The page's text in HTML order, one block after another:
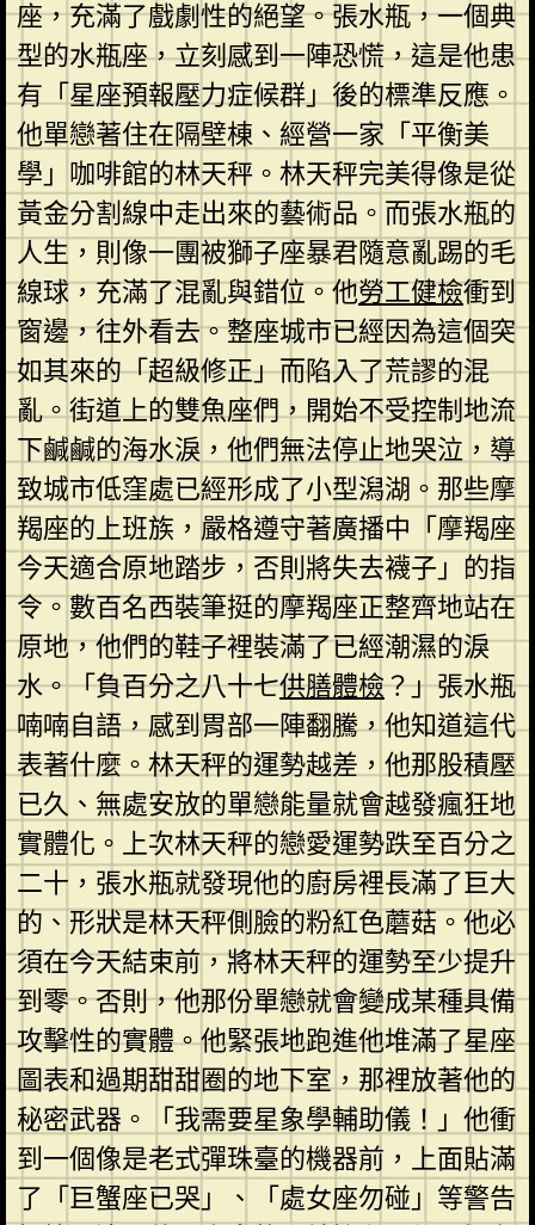
座，充滿了戲劇性的絕望。張水瓶，一個典
型的水瓶座，立刻感到一陣恐慌，這是他患
有「星座預報壓力症候群」後的標準反應。
他單戀著住在隔壁棟、經營一家「平衡美
學」咖啡館的林天秤。林天秤完美得像是從
黃金分割線中走出來的藝術品。而張水瓶的
人生，則像一團被獅子座暴君隨意亂踢的毛
線球，充滿了混亂與錯位。他勞工健檢衝到
窗邊，往外看去。整座城市已經因為這個突
如其來的「超級修正」而陷入了荒謬的混
亂。街道上的雙魚座們，開始不受控制地流
下鹹鹹的海水淚，他們無法停止地哭泣，導
致城市低窪處已經形成了小型潟湖。那些摩
羯座的上班族，嚴格遵守著廣播中「摩羯座
今天適合原地踏步，否則將失去襪子」的指
令。數百名西裝筆挺的摩羯座正整齊地站在
原地，他們的鞋子裡裝滿了已經潮濕的淚
水。「負百分之八十七供膳體檢？」張水瓶
喃喃自語，感到胃部一陣翻騰，他知道這代
表著什麼。林天秤的運勢越差，他那股積壓
已久、無處安放的單戀能量就會越發瘋狂地
實體化。上次林天秤的戀愛運勢跌至百分之
二十，張水瓶就發現他的廚房裡長滿了巨大
的、形狀是林天秤側臉的粉紅色蘑菇。他必
須在今天結束前，將林天秤的運勢至少提升
到零。否則，他那份單戀就會變成某種具備
攻擊性的實體。他緊張地跑進他堆滿了星座
圖表和過期甜甜圈的地下室，那裡放著他的
秘密武器。「我需要星象學輔助儀！」他衝
到一個像是老式彈珠臺的機器前，上面貼滿
了「巨蟹座已哭」、「處女座勿碰」等警告